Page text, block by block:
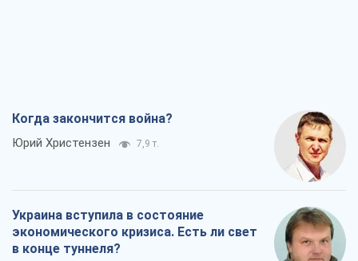
Когда закончится война?
Юрий Христензен 7,9 т.
Украина вступила в состояние
экономического кризиса. Есть ли свет
в конце туннеля?